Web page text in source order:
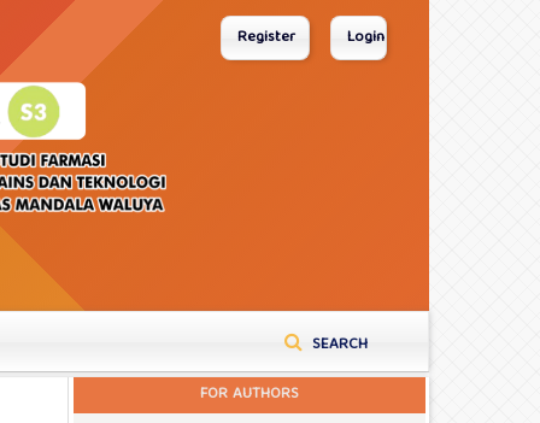
SEARCH
Register Login
FOR AUTHORS